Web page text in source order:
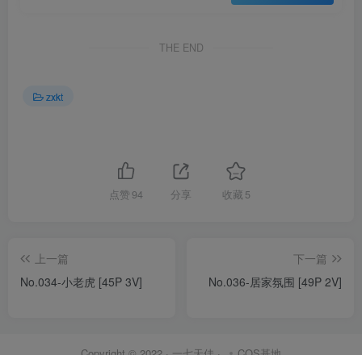
THE END
zxkt
点赞 94 分享 收藏 5
上一篇
No.034-小老虎 [45P 3V]
下一篇
No.036-居家氛围 [49P 2V]